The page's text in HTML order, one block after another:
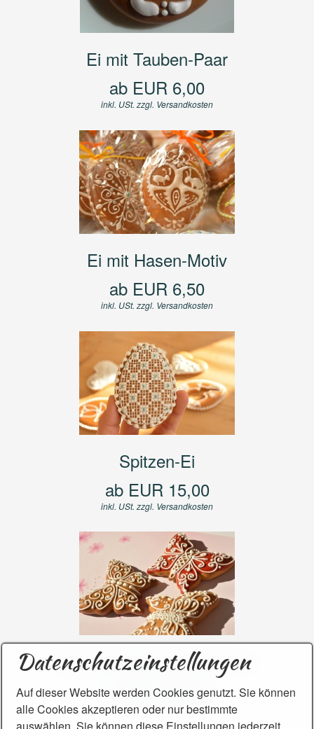
Ei mit Tauben-Paar
ab EUR 6,00
inkl. USt. zzgl. Versandkosten
Ei mit Hasen-Motiv
ab EUR 6,50
inkl. USt. zzgl. Versandkosten
Spitzen-Ei
ab EUR 15,00
inkl. USt. zzgl. Versandkosten
Schmetterlinge klein 8x7cm
ab EUR 4,50
inkl. USt. zzgl.Versandkosten
Datenschutzeinstellungen
​​​​​Auf dieser Website werden Cookies genutzt. Sie können
alle Cookies akzeptieren oder nur bestimmte